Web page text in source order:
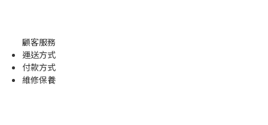
顧客服務
運送方式
付款方式
維修保養